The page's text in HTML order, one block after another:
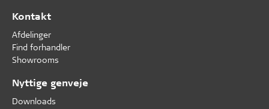
Kontakt
Afdelinger
Find forhandler
Showrooms
Nyttige genveje
Downloads